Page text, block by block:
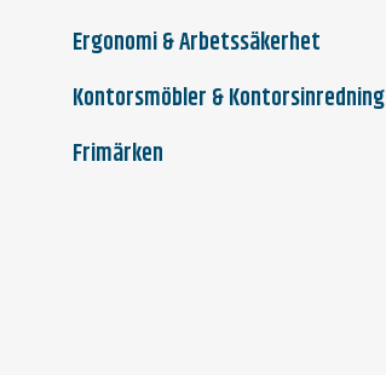
Ergonomi & Arbetssäkerhet
Kontorsmöbler & Kontorsinredning
Frimärken